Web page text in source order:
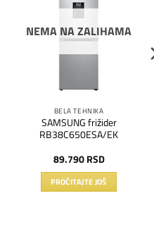
NEMA NA ZALIHAMA
BELA TEHNIKA
SAMSUNG frižider
RB38C650ESA/EK
89.790 RSD
PROČITAJTE JOŠ